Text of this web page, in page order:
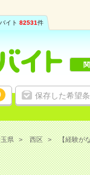
イト 82531件
保存した希望
県 西区 【経験が